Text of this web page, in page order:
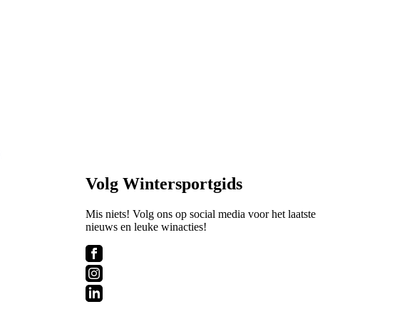
Volg Wintersportgids
Mis niets! Volg ons op social media voor het laatste
nieuws en leuke winacties!